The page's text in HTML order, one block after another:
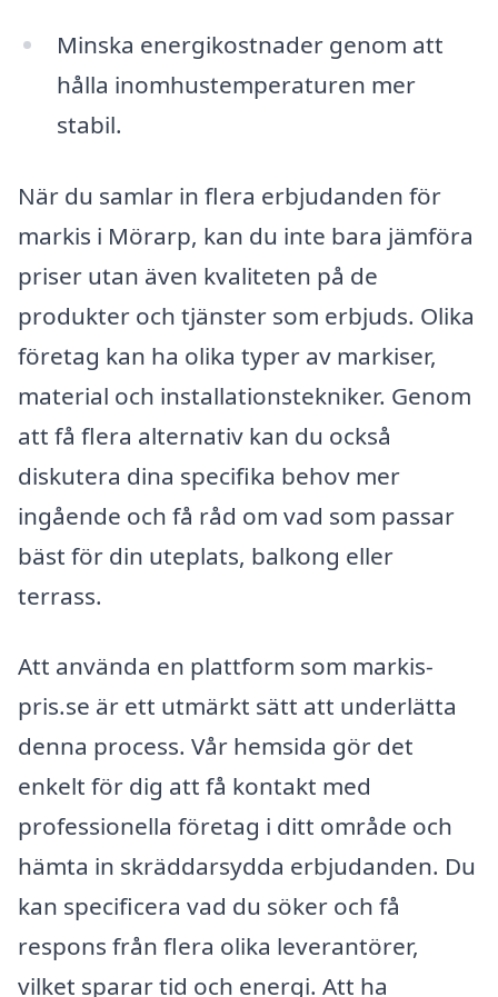
Minska energikostnader genom att
hålla inomhustemperaturen mer
stabil.
När du samlar in flera erbjudanden för
markis i Mörarp, kan du inte bara jämföra
priser utan även kvaliteten på de
produkter och tjänster som erbjuds. Olika
företag kan ha olika typer av markiser,
material och installationstekniker. Genom
att få flera alternativ kan du också
diskutera dina specifika behov mer
ingående och få råd om vad som passar
bäst för din uteplats, balkong eller
terrass.
Att använda en plattform som markis-
pris.se är ett utmärkt sätt att underlätta
denna process. Vår hemsida gör det
enkelt för dig att få kontakt med
professionella företag i ditt område och
hämta in skräddarsydda erbjudanden. Du
kan specificera vad du söker och få
respons från flera olika leverantörer,
vilket sparar tid och energi. Att ha